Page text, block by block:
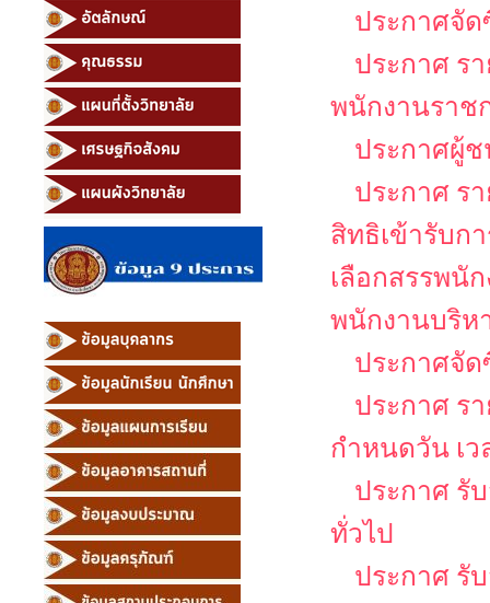
ประกาศจัด
ประกาศ ร
พนักงานราช
ประกาศผู้ช
ประกาศ ร
สิทธิเข้ารับก
เลือกสรรพนั
พนักงานบริห
ประกาศจัด
ประกาศ ร
กำหนดวัน เว
ประกาศ รั
ทั่วไป
ประกาศ รั